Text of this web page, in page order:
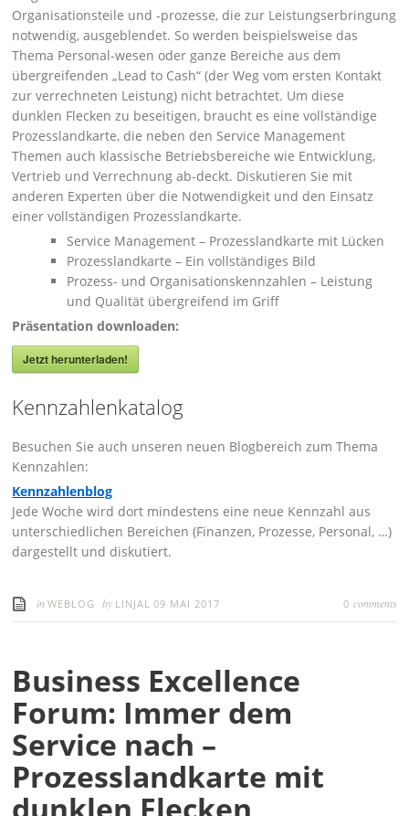
Organisationsteile und -prozesse, die zur Leistungserbringung
notwendig, ausgeblendet. So werden beispielsweise das
Thema Personal-wesen oder ganze Bereiche aus dem
übergreifenden „Lead to Cash“ (der Weg vom ersten Kontakt
zur verrechneten Leistung) nicht betrachtet. Um diese
dunklen Flecken zu beseitigen, braucht es eine vollständige
Prozesslandkarte, die neben den Service Management
Themen auch klassische Betriebsbereiche wie Entwicklung,
Vertrieb und Verrechnung ab-deckt. Diskutieren Sie mit
anderen Experten über die Notwendigkeit und den Einsatz
einer vollständigen Prozesslandkarte.
Service Management – Prozesslandkarte mit Lücken
Prozesslandkarte – Ein vollständiges Bild
Prozess- und Organisationskennzahlen – Leistung
und Qualität übergreifend im Griff
Präsentation downloaden:
Jetzt herunterladen!
Kennzahlenkatalog
Besuchen Sie auch unseren neuen Blogbereich zum Thema
Kennzahlen:
Kennzahlenblog
Jede Woche wird dort mindestens eine neue Kennzahl aus
unterschiedlichen Bereichen (Finanzen, Prozesse, Personal, …)
dargestellt und diskutiert.
inWEBLOG by LINJAL 09 MAI 2017 0 comments
Business Excellence
Forum: Immer dem
Service nach –
Prozesslandkarte mit